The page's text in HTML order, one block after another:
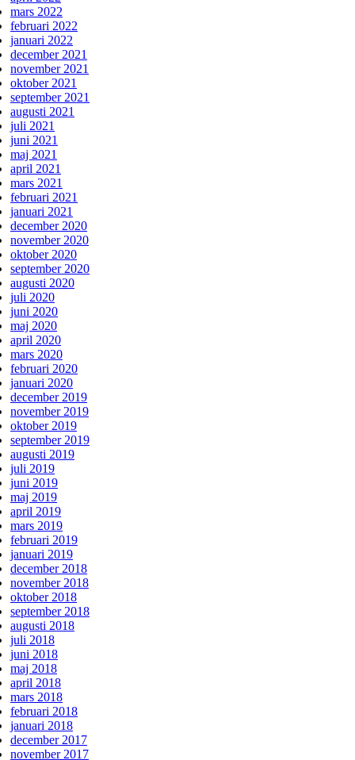
mars 2022
februari 2022
januari 2022
december 2021
november 2021
oktober 2021
september 2021
augusti 2021
juli 2021
juni 2021
maj 2021
april 2021
mars 2021
februari 2021
januari 2021
december 2020
november 2020
oktober 2020
september 2020
augusti 2020
juli 2020
juni 2020
maj 2020
april 2020
mars 2020
februari 2020
januari 2020
december 2019
november 2019
oktober 2019
september 2019
augusti 2019
juli 2019
juni 2019
maj 2019
april 2019
mars 2019
februari 2019
januari 2019
december 2018
november 2018
oktober 2018
september 2018
augusti 2018
juli 2018
juni 2018
maj 2018
april 2018
mars 2018
februari 2018
januari 2018
december 2017
november 2017